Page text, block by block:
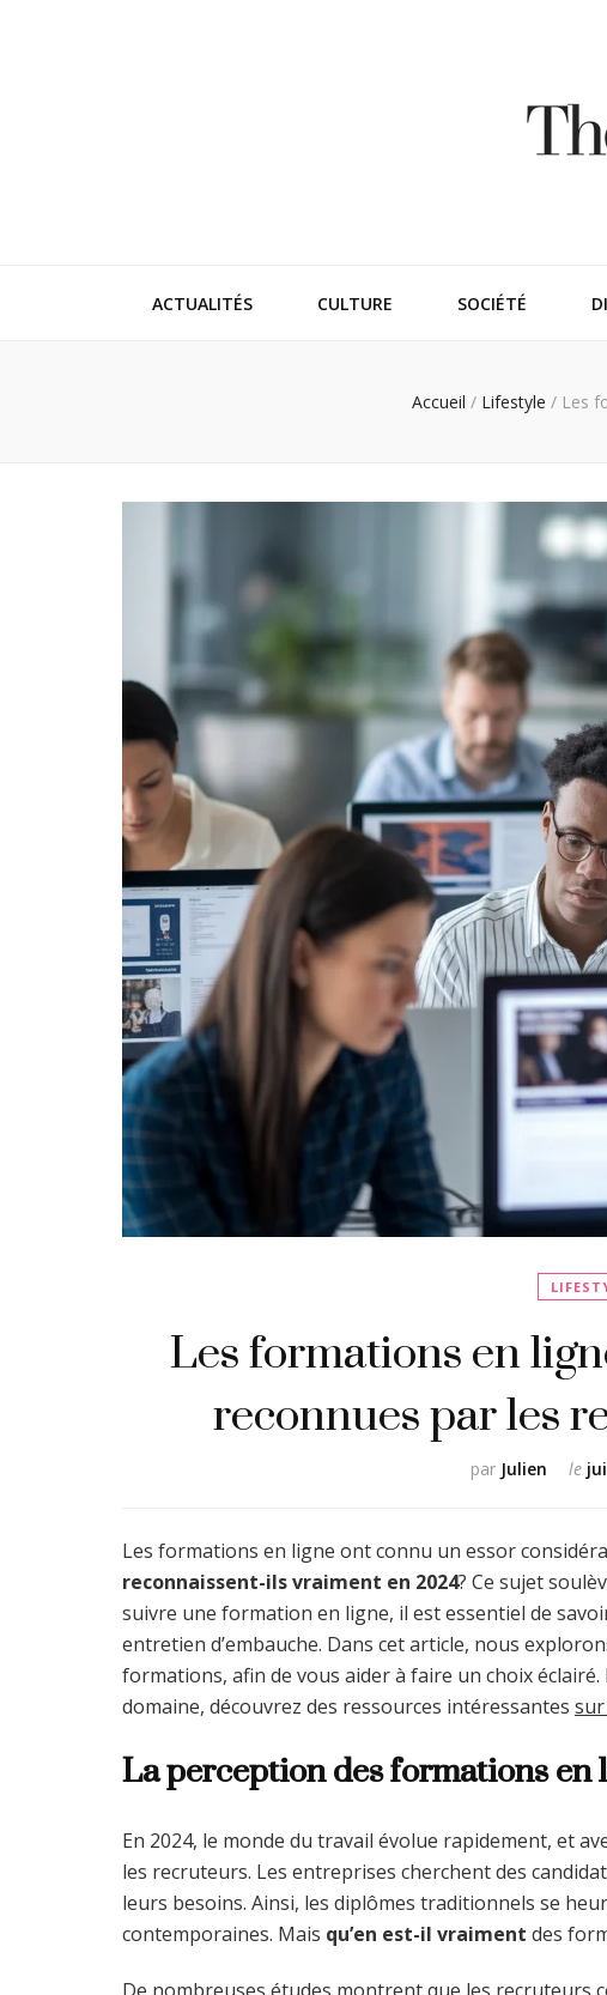
ACTUALITÉS CULTURE SOCIÉTÉ
Accueil / Lifestyle / Les
Les formations en
reconnues par les
par Julien le
Les formations en ligne ont connu un essor
reconnaissent-ils vraiment en 2024? Ce sujet
suivre une formation en ligne, il est essentiel de
entretien d’embauche. Dans cet article, nous
formations, afin de vous aider à faire un choix
domaine, découvrez des ressources intéressantes sur
La perception des formations
En 2024, le monde du travail évolue rapidement, et
les recruteurs. Les entreprises cherchent des
leurs besoins. Ainsi, les diplômes traditionnels se
contemporaines. Mais qu’en est-il vraiment des
De nombreuses études montrent que les recruteurs